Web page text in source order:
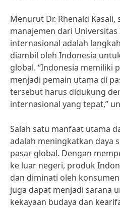
Menurut Dr. Rhenald
manajemen dari
internasional adalah
diambil oleh Indonesia
global. “Indonesia memiliki
menjadi pemain utama di
tersebut harus didukung
internasional yang tepat,”
Salah satu manfaat utama
adalah meningkatkan daya
pasar global. Dengan
ke luar negeri, produk
dan diminati oleh
juga dapat menjadi sarana
kekayaan budaya dan